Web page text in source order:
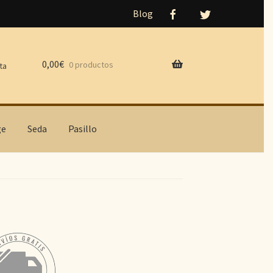
Blog
Seda Pasillo
0,00€ 0 productos